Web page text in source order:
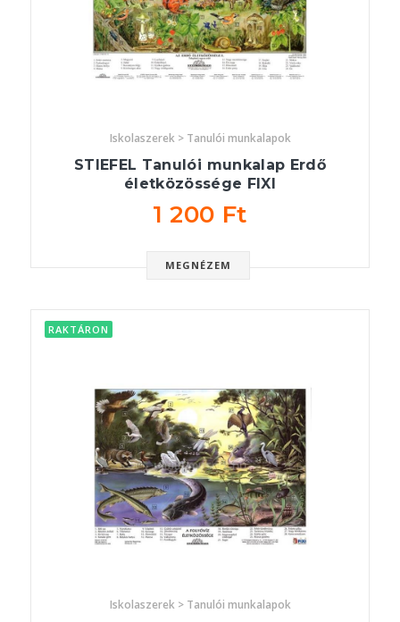
Iskolaszerek > Tanulói munkalapok
STIEFEL Tanulói munkalap Erdő
életközössége FIXI
1 200 Ft
MEGNÉZEM
RAKTÁRON
Iskolaszerek > Tanulói munkalapok